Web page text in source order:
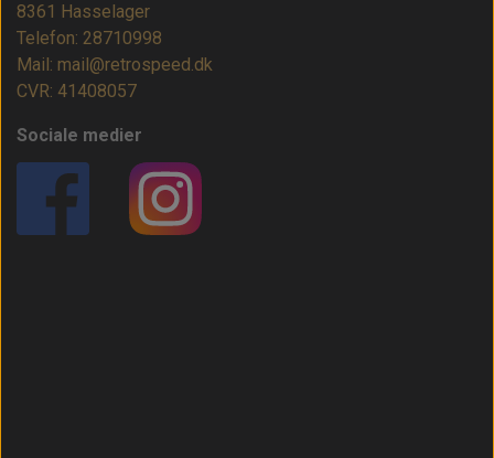
8361 Hasselager
Telefon: 28710998
Mail: mail@retrospeed.dk
CVR: 41408057
Sociale medier